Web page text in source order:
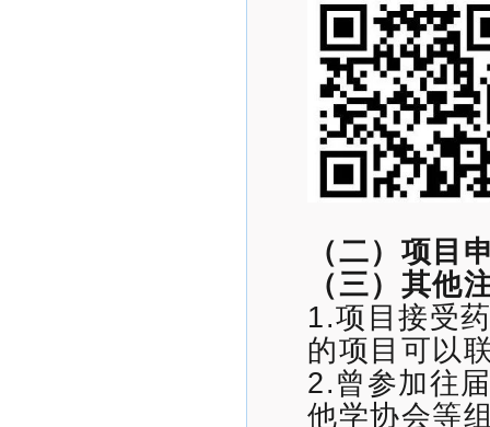
（二）项目
（三）其他
1.项目接受
的项目可以
2.曾参加往
他学协会等